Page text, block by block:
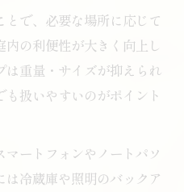
で、必要な場所に応じて
の利便性が大きく向上し
は重量・サイズが抑えられ
扱いやすいのがポイント
ートフォンやノートパソ
は冷蔵庫や照明のバックア